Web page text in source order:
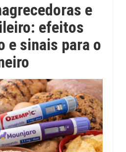
e
efeitos
e sinais para o